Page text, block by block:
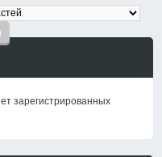
зарегистрированных